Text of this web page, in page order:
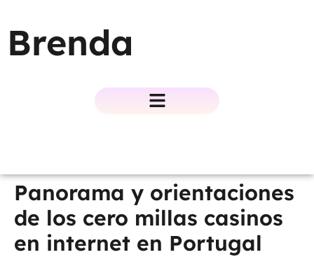
Brenda
Panorama y orientaciones
de los cero millas casinos
en internet en Portugal